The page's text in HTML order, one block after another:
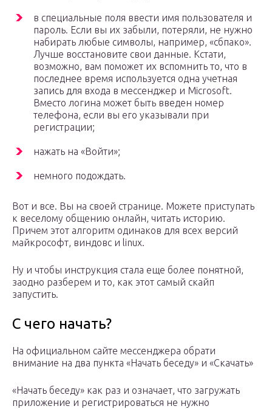
в специальные поля ввести имя пользователя и
пароль. Если вы их забыли, потеряли, не нужно
набирать любые символы, например, «сбпако».
Лучше восстановите свои данные. Кстати,
возможно, вам поможет их вспомнить то, что в
последнее время используется одна учетная
запись для входа в мессенджер и Microsoft.
Вместо логина может быть введен номер
телефона, если вы его указывали при
регистрации;
нажать на «Войти»;
немного подождать.
Вот и все. Вы на своей странице. Можете приступать
к веселому общению онлайн, читать историю.
Причем этот алгоритм одинаков для всех версий
майкрософт, виндовс и linux.
Ну и чтобы инструкция стала еще более понятной,
заодно разберем и то, как этот самый скайп
запустить.
С чего начать?
На официальном сайте мессенджера обрати
внимание на два пункта «Начать беседу» и «Скачать»
«Начать беседу» как раз и означает, что загружать
приложение и регистрироваться не нужно